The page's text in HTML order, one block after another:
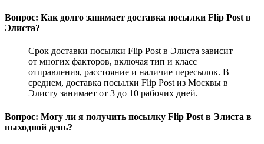
Вопрос: Как долго занимает доставка посылки Flip Post в
Элиста?
Срок доставки посылки Flip Post в Элиста зависит
от многих факторов, включая тип и класс
отправления, расстояние и наличие пересылок. В
среднем, доставка посылки Flip Post из Москвы в
Элисту занимает от 3 до 10 рабочих дней.
Вопрос: Могу ли я получить посылку Flip Post в Элиста в
выходной день?